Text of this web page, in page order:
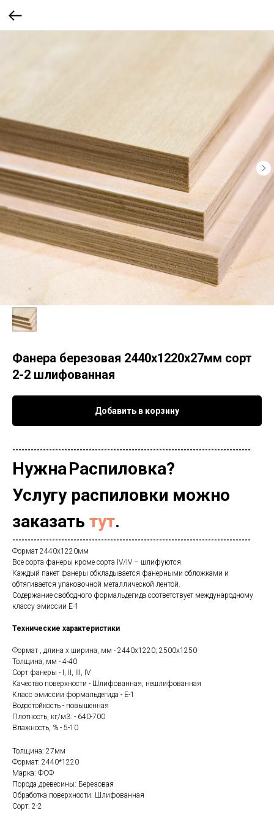
Фанера березовая 2440х1220х27мм сорт
2-2 шлифованная
Добавить в корзину
------------------------------------------------------------------------------
НужнаРаспиловка?
Услугу распиловки можно
заказать тут.
------------------------------------------------------------------------------
Формат 2440х1220мм
Все сорта фанеры кроме сорта IV/IV – шлифуются.
Каждый пакет фанеры обкладывается фанерными обложками и
обтягивается упаковочной металлической лентой.
Содержание свободного формальдегида соответствует международному
классу эмиссии E-1
Технические характеристики
Формат , длина х ширина, мм - 2440х1220; 2500х1250
Толщина, мм - 4-40
Сорт фанеры - I, II, III, IV
Качество поверхности - Шлифованная, нешлифованная
Класс эмиссии формальдегида - Е-1
Водостойкость - повышенная
Плотность, кг/м3: - 640-700
Влажность, % - 5-10
Толщина: 27мм
Формат: 2440*1220
Марка: ФСФ
Порода древесины: Березовая
Обработка поверхности: Шлифованная
Сорт: 2-2